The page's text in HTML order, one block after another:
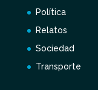
Política
Relatos
Sociedad
Transporte